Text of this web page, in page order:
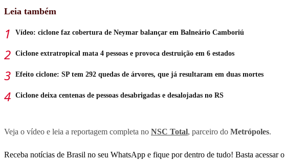
Leia também
Vídeo: ciclone faz cobertura de Neymar balançar em Balneário Camboriú
Ciclone extratropical mata 4 pessoas e provoca destruição em 6 estados
Efeito ciclone: SP tem 292 quedas de árvores, que já resultaram em duas mortes
Ciclone deixa centenas de pessoas desabrigadas e desalojadas no RS
Veja o vídeo e leia a reportagem completa no NSC Total, parceiro do Metrópoles.
Receba notícias de Brasil no seu WhatsApp e fique por dentro de tudo! Basta acessar o